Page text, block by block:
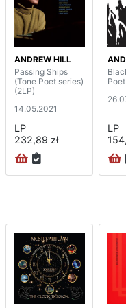
ANDREW HILL
Passing Ships
(Tone Poet series)
(2LP)
14.05.2021
LP
232,89 zł
LP